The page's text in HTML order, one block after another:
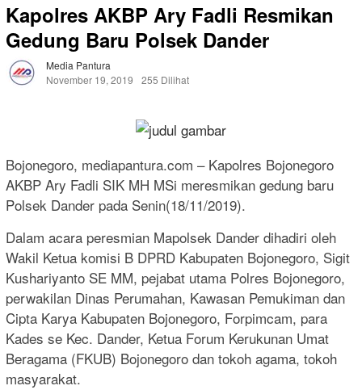
Kapolres AKBP Ary Fadli Resmikan
Gedung Baru Polsek Dander
Media Pantura
November 19, 2019
255 Dilihat
Bojonegoro, mediapantura.com – Kapolres Bojonegoro
AKBP Ary Fadli SIK MH MSi meresmikan gedung baru
Polsek Dander pada Senin(18/11/2019).
Dalam acara peresmian Mapolsek Dander dihadiri oleh
Wakil Ketua komisi B DPRD Kabupaten Bojonegoro, Sigit
Kushariyanto SE MM, pejabat utama Polres Bojonegoro,
perwakilan Dinas Perumahan, Kawasan Pemukiman dan
Cipta Karya Kabupaten Bojonegoro, Forpimcam, para
Kades se Kec. Dander, Ketua Forum Kerukunan Umat
Beragama (FKUB) Bojonegoro dan tokoh agama, tokoh
masyarakat.